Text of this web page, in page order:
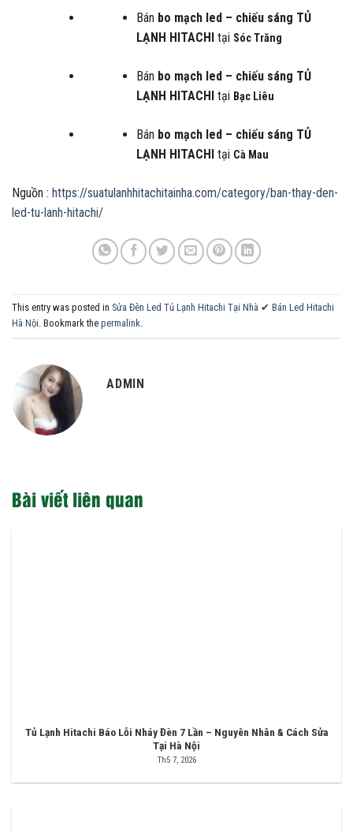
Bán bo mạch led – chiếu sáng TỦ
LẠNH HITACHItại Sóc Trăng
Bán bo mạch led – chiếu sáng TỦ
LẠNH HITACHItại Bạc Liêu
Bán bo mạch led – chiếu sáng TỦ
LẠNH HITACHItại Cà Mau
Nguồn : https://suatulanhhitachitainha.com/category/ban-thay-den-
led-tu-lanh-hitachi/
This entry was posted in Sửa Đèn Led Tủ Lạnh Hitachi Tại Nhà ✔ Bán Led Hitachi
Hà Nội . Bookmark the permalink
ADMIN
Bài viết liên quan
Tủ Lạnh Hitachi Báo Lỗi Nháy Đèn 7 Lần – Nguyên Nhân & Cách Sửa
Tại Hà Nội
Th5 7, 2026